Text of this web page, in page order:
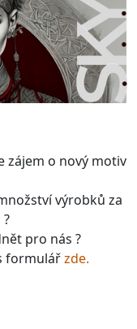
zájem o nový motiv
výrobků za
pro nás ?
formulářzde.